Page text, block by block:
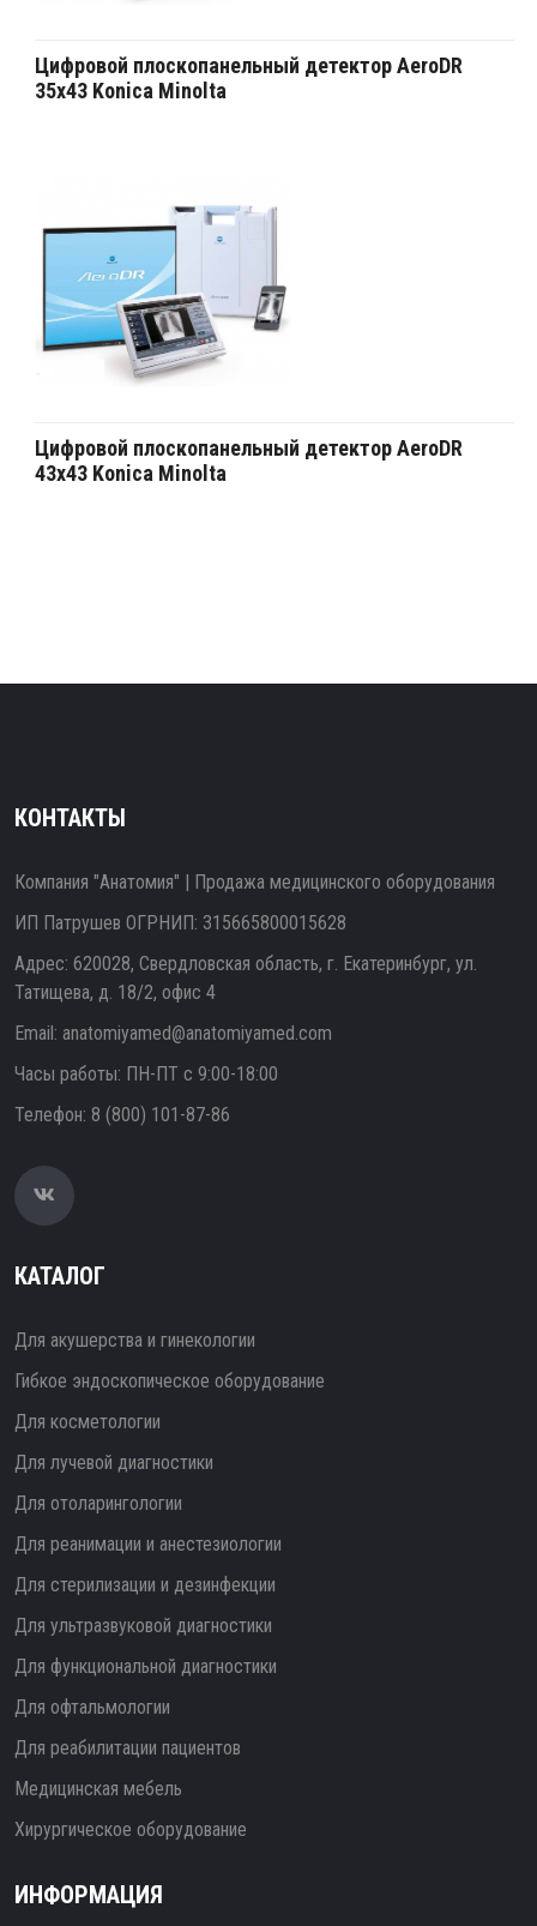
Цифровой плоскопанельный детектор AeroDR
35х43 Konica Minolta
Цифровой плоскопанельный детектор AeroDR
43х43 Konica Minolta
КОНТАКТЫ
Компания "Анатомия" | Продажа медицинского оборудования
ИП Патрушев ОГРНИП: 315665800015628
Адрес: 620028, Свердловская область, г. Екатеринбург, ул.
Татищева, д. 18/2, офис 4
Email: anatomiyamed@anatomiyamed.com
Часы работы: ПН-ПТ с 9:00-18:00
Телефон: 8 (800) 101-87-86
КАТАЛОГ
Для акушерства и гинекологии
Гибкое эндоскопическое оборудование
Для косметологии
Для лучевой диагностики
Для отоларингологии
Для реанимации и анестезиологии
Для стерилизации и дезинфекции
Для ультразвуковой диагностики
Для функциональной диагностики
Для офтальмологии
Для реабилитации пациентов
Медицинская мебель
Хирургическое оборудование
ИНФОРМАЦИЯ